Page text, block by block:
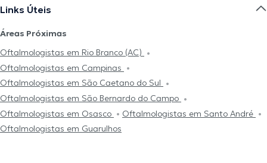
Links Úteis
Áreas Próximas
Oftalmologistas em Rio Branco (AC)
Oftalmologistas em Campinas
Oftalmologistas em São Caetano do Sul
Oftalmologistas em São Bernardo do Campo
Oftalmologistas em Osasco
Oftalmologistas em Santo André
Oftalmologistas em Guarulhos